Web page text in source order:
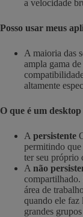
a velocidade
Posso usar meus
A maioria das
ampla gama
altamente
O que é um
A persistente
permitindo que
ter seu próprio
A não
compartilhado.
área de
quando ele faz
grandes